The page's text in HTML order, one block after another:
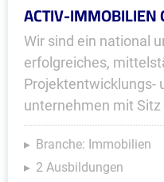
ACTIV-IMMOBILIEN
Wir sind ein national
erfolgreiches,
Projektentwicklungs-
unternehmen mit
Branche: Immobilien
2 Ausbildungen